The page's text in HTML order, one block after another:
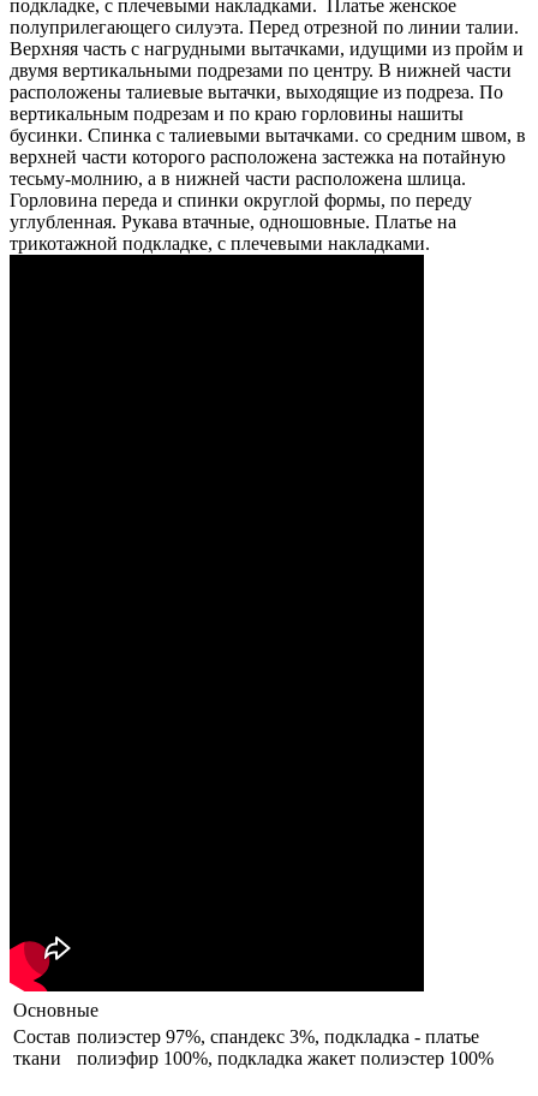
подкладке, с плечевыми накладками. Платье женское
полуприлегающего силуэта. Перед отрезной по линии талии.
Верхняя часть с нагрудными вытачками, идущими из пройм и
двумя вертикальными подрезами по центру. В нижней части
расположены талиевые вытачки, выходящие из подреза. По
вертикальным подрезам и по краю горловины нашиты
бусинки. Спинка с талиевыми вытачками. со средним швом, в
верхней части которого расположена застежка на потайную
тесьму-молнию, а в нижней части расположена шлица.
Горловина переда и спинки округлой формы, по переду
углубленная. Рукава втачные, одношовные. Платье на
трикотажной подкладке, с плечевыми накладками.
Основные
Состав
ткани
полиэстер 97%, спандекс 3%, подкладка - платье
полиэфир 100%, подкладка жакет полиэстер 100%